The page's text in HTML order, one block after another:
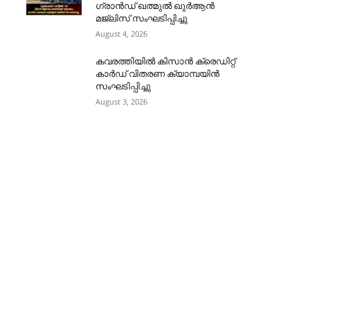
ഗ്രാൻഡ് ഖത്മുൽ ഖുർആൻ
മജ്‌ലിസ് സംഘടിപ്പിച്ചു
August 4, 2026
കവരത്തിയിൽ കിസാൻ ക്രെഡിറ്റ്
കാർഡ് വിതരണ ക്യാമ്പയിൻ
സംഘടിപ്പിച്ചു
August 3, 2026